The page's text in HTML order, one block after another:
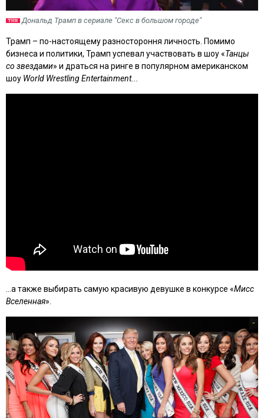
Дональд Трамп в сериале "Секс в большом городе"
Трамп – по-настоящему разностороння личность. Помимо
бизнеса и политики, Трамп успевал участвовать в шоу «Танцы
со звездами» и драться на ринге в популярном американском
шоу World Wrestling Entertainment...
...а также выбирать самую красивую девушке в конкурсе «Мисс
Вселенная».